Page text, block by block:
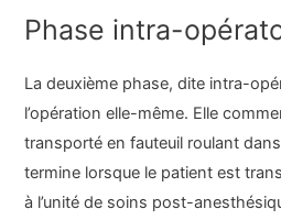
Phase intra-
La deuxième phase, dite intra-
l’opération elle-même. Elle
transporté en fauteuil roulant
termine lorsque le patient est
à l’unité de soins post-